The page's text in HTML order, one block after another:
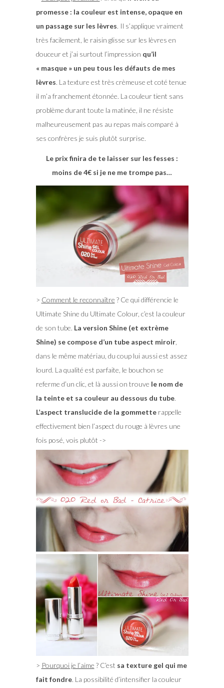
promesse : la couleur est intense, opaque en
un passage sur les lèvres. Il s’applique vraiment
très facilement, le raisin glisse sur les lèvres en
douceur et j’ai surtout l’impression qu’il
« masque » un peu tous les défauts de mes
lèvres. La texture est très crèmeuse et coté tenue
il m’a franchement étonnée. La couleur tient sans
problème durant toute la matinée, il ne résiste
malheureusement pas au repas mais comparé à
ses confrères je suis plutôt surprise.
Le prix finira de te laisser sur les fesses :
moins de 4€ si je ne me trompe pas…
> Comment le reconnaître ? Ce qui différencie le
Ultimate Shine du Ultimate Colour, c’est la couleur
de son tube. La version Shine (et extrème
Shine) se compose d’un tube aspect miroir,
dans le même matériau, du coup lui aussi est assez
lourd. La qualité est parfaite, le bouchon se
referme d’un clic, et là aussi on trouve le nom de
la teinte et sa couleur au dessous du tube.
L’aspect translucide de la gommetterappelle
effectivement bien l’aspect du rouge à lèvres une
fois posé, vois plutôt ->
> Pourquoi je l’aime ? C’est sa texture gel qui me
fait fondre. La possibilité d’intensifier la couleur